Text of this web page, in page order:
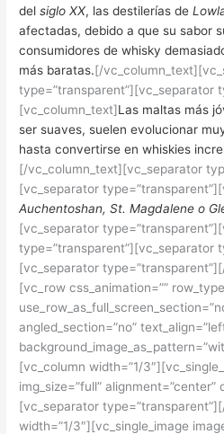
delsiglo XX, las destilerías de
afectadas, debido a que su sabor
consumidores de whisky
más baratas.[/
type=”transparent”][vc_separator
[vc_column_text]Las maltas más
ser suaves, suelen evolucionar
hasta convertirse en whiskies
[/vc_column_text][vc_separator
[vc_separator
Auchentoshan, St. Magdalene o
[vc_separator
type=”transparent”][vc_separator
[vc_separator
[vc_row css_animation=””
angled_section=”no”
[vc_column width=”1/
img_size=”full” alignment=”center”
[vc_separator
width=”1/3″][vc_single_image